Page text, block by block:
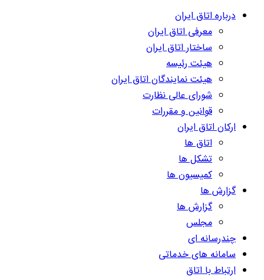
درباره اتاق ایران
معرفی اتاق ایران
ساختار اتاق ایران
هیئت رئیسه
هیئت نمایندگان اتاق ایران
شورای عالی نظارت
قوانین و مقررات
ارکان اتاق ایران
اتاق ها
تشکل ها
کمیسیون ها
گزارش ها
گزارش ها
مجلس
چندرسانه ای
سامانه های خدماتی
ارتباط با اتاق